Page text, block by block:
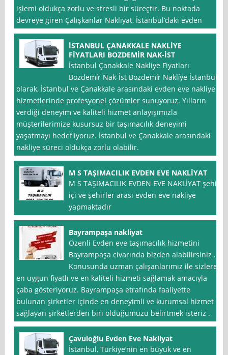
işlemi oldukça zorlu ve stresli bir süreçtir. Bu noktada
devreye giren Çalışkanlar Nakliyat, İstanbul’daki evden
İSTANBUL ÇANAKKALE NAKLİYE
FİYATLARI BOZDEMİR NAK-İST
İstanbul Çanakkale Nakliye Fiyatları
Bozdemi̇r Nak-İst Bozdemi̇r Nakli̇ye İstanbul
olarak, İstanbul ve Çanakkale arasındaki evden eve nakliye
hizmetlerinde profesyonel çözümler sunuyoruz. Yılların
verdiği deneyim ve kaliteli hizmet anlayışımızla
müşterilerimize kusursuz bir taşımacılık deneyimi
yaşatmayı hedefliyoruz. İstanbul ve Çanakkale arasındaki
nakliye süreci oldukça zorlu olabilir.
M S TAŞIMACILIK EVDEN EVE NAKLİYAT
M S TAŞIMACILIK EVDEN EVE NAKLİYAT şehir
içi ve şehirler arası evden eve nakliye
yapmaktadır
Bayrampaşa nakliyat
Özenli Evden eve taşımacılık hizmetini
Bayrampaşa civarında bizden alabilirsiniz .
Konusunda uzman çalışanlarımız ile sizlere
en uygun fiyatlı ve en kaliteli hizmeti sağlamak amacıyla
çaba gösteriyoruz. Bayrampaşa etrafında faaliyette
bulunan şirketler içinde en deneyimli ve kurumsal hizmet
sağlayan şirketlerden biri olduğumuzu belirtmek isteriz .
Çavuloğlu Evden Eve Nakliyat
İstanbul, Türkiye’nin en büyük ve en